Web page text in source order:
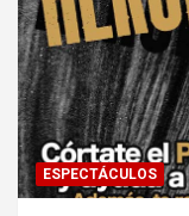
ESPECTÁCULOS